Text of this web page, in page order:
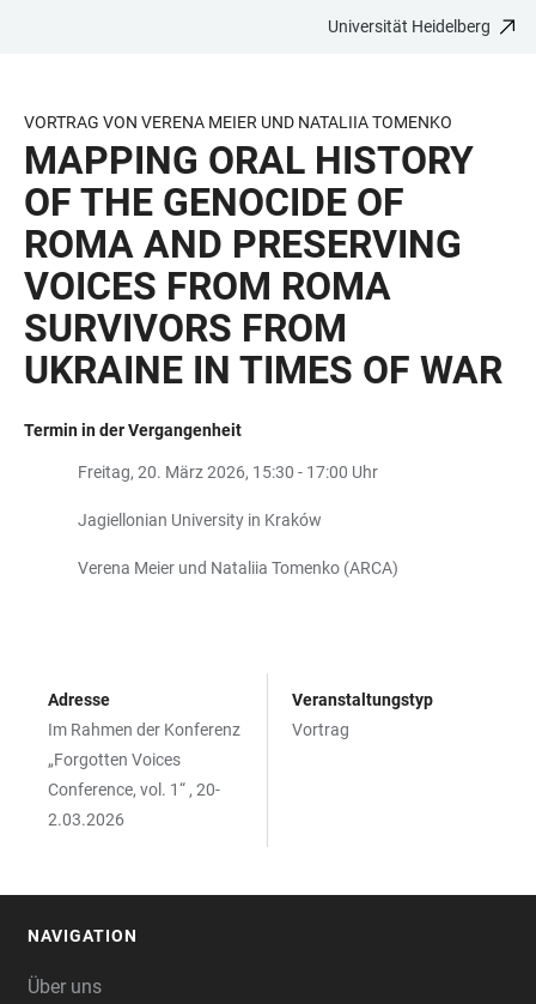
BARRIEREFREIHEIT
Universität Heidelberg
VORTRAG VON VERENA MEIER UND NATALIIA TOMENKO
MAPPING ORAL HISTORY
OF THE GENOCIDE OF
ROMA AND PRESERVING
VOICES FROM ROMA
SURVIVORS FROM
UKRAINE IN TIMES OF WAR
Termin in der Vergangenheit
Freitag, 20. März 2026, 15:30 - 17:00 Uhr
Jagiellonian University in Kraków
Verena Meier und Nataliia Tomenko (ARCA)
Adresse
Im Rahmen der Konferenz
„Forgotten Voices
Conference, vol. 1“ , 20-
2.03.2026
Veranstaltungstyp
Vortrag
NAVIGATION
Über uns